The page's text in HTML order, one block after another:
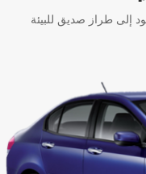
إلى طراز صديق للبيئة